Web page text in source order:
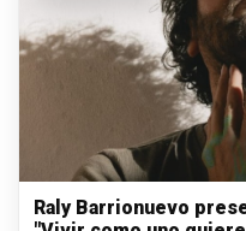
Raly Barrionuevo